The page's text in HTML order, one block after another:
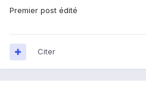
Premier post édité
Citer